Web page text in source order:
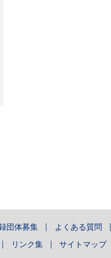
団体募集 よくある質問
リンク集 サイトマップ